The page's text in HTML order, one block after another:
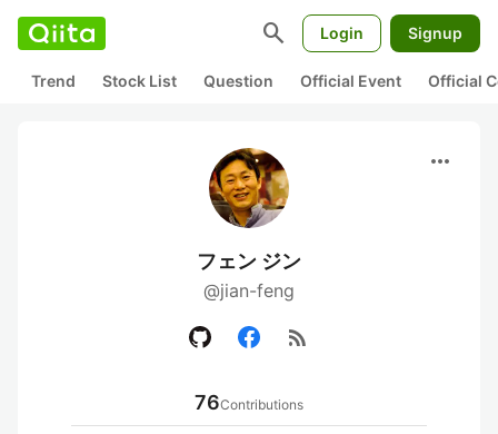
search Login Signup
Trend Stock List Question Official Event Official
more_horiz
フェン ジン
@jian-feng
rss_feed
76Contributions